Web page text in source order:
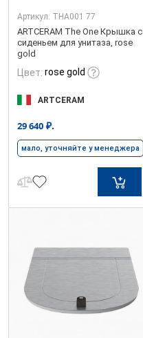
Артикул: THA001 77
ARTCERAM The One Крышка с
сиденьем для унитаза, rose
gold
Цвет: rose gold
ARTCERAM
29 640 ₽.
мало, уточняйте у менеджера